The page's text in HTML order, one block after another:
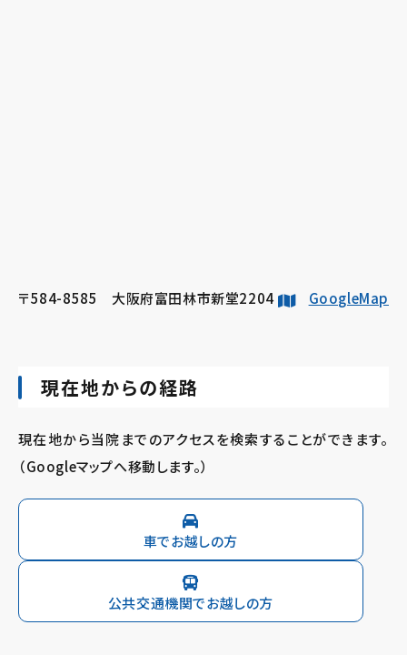
〒584-8585 大阪府富田林市新堂2204 GoogleMap
現在地からの経路
現在地から当院までのアクセスを検索することができます。
（Googleマップへ移動します。）
車でお越しの方
公共交通機関でお越しの方